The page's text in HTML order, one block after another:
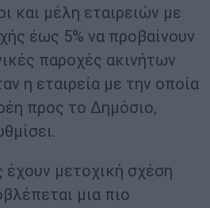
και μέλη εταιρειών με
έως 5% να προβαίνουν
παροχές ακινήτων
η εταιρεία με την οποία
προς το Δημόσιο,
έχουν μετοχική σχέση
μια πιο